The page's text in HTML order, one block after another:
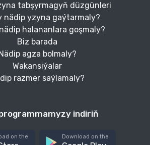
tabşyrmagyň düzgünleri
nädip yzyna gaýtarmaly?
halananlara goşmaly?
Biz barada
Nädip agza bolmaly?
Wakansiýalar
razmer saýlamaly?
indiriň
on the Download on the